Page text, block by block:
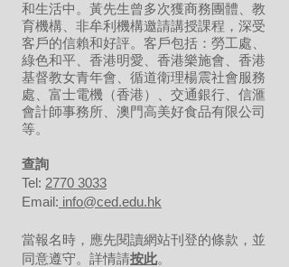
和生活中。黃先生曾多次獲商務團體、教
育機構、非牟利機構邀請講授課程，深受
客戶的信賴和好評。客戶包括：勞工處、
綠色和平、香港明愛、香港樂施會、香港
基督教女青年會、循道衛理楊震社會服務
處、富士電機（香港）、交通銀行、信滙
會計師事務所、澳門高美好食品有限公司
等。
​查詢
Tel: 2770 3033
Email: info@ced.edu.hk
當報名時，應先閱讀網站刊登的條款，並
同意遵守。詳情請按此。